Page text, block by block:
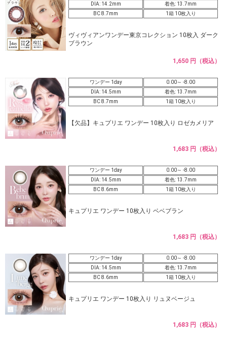
DIA: 14.2mm
着色: 13.7mm
BC 8.7mm
1箱 10枚入り
ヴィヴィアンワンデー東京コレクション 10枚入 ダーク
ブラウン
1,650 円（税込）
ワンデー 1day
0.00～ -8.00
DIA: 14.5mm
着色: 13.7mm
BC 8.7mm
1箱 10枚入り
【欠品】キュプリエ ワンデー 10枚入り ロゼカメリア
1,683 円（税込）
ワンデー 1day
0.00～ -8.00
DIA: 14.5mm
着色: 13.7mm
BC 8.6mm
1箱 10枚入り
キュプリエ ワンデー 10枚入り ベベブラン
1,683 円（税込）
ワンデー 1day
0.00～ -8.00
DIA: 14.5mm
着色: 13.7mm
BC 8.6mm
1箱 10枚入り
キュプリエ ワンデー 10枚入り リュヌベージュ
1,683 円（税込）